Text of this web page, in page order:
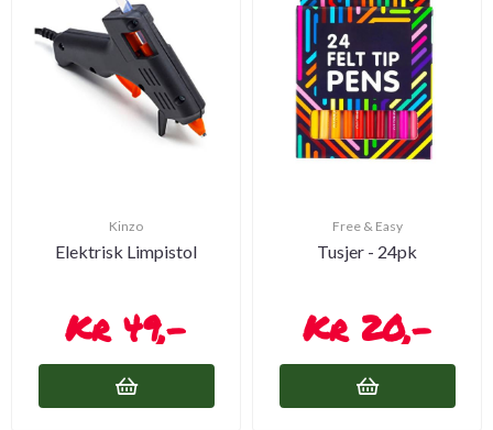
Kinzo
Elektrisk Limpistol
49,-
Free & Easy
Tusjer - 24pk
20,-